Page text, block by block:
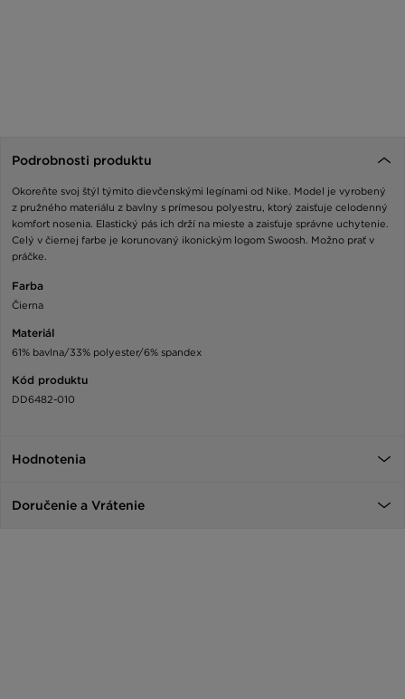
Podrobnosti produktu
Okoreňte svoj štýl týmito dievčenskými legínami od Nike. Model je vyrobený
z pružného materiálu z bavlny s prímesou polyestru, ktorý zaisťuje celodenný
komfort nosenia. Elastický pás ich drží na mieste a zaisťuje správne uchytenie.
Celý v čiernej farbe je korunovaný ikonickým logom Swoosh. Možno prať v
práčke.
Farba
Čierna
Materiál
61% bavlna/33% polyester/6% spandex
Kód produktu
DD6482-010
Hodnotenia
Doručenie a Vrátenie